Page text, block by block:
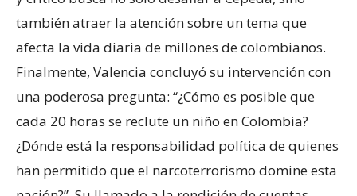
también atraer la atención sobre un tema que
afecta la vida diaria de millones de colombianos.
Finalmente, Valencia concluyó su intervención con
una poderosa pregunta: “¿Cómo es posible que
cada 20 horas se reclute un niño en Colombia?
¿Dónde está la responsabilidad política de quienes
han permitido que el narcoterrorismo domine esta